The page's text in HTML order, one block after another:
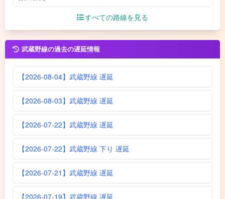
すべての路線を見る
武蔵野線の過去の遅延情報
【2026-08-04】武蔵野線 遅延
【2026-08-03】武蔵野線 遅延
【2026-07-22】武蔵野線 遅延
【2026-07-22】武蔵野線 下り 遅延
【2026-07-21】武蔵野線 遅延
【2026-07-19】武蔵野線 遅延